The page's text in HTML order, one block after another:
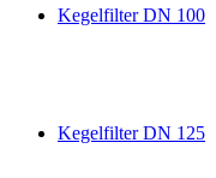
Kegelfilter DN 100
Kegelfilter DN 125